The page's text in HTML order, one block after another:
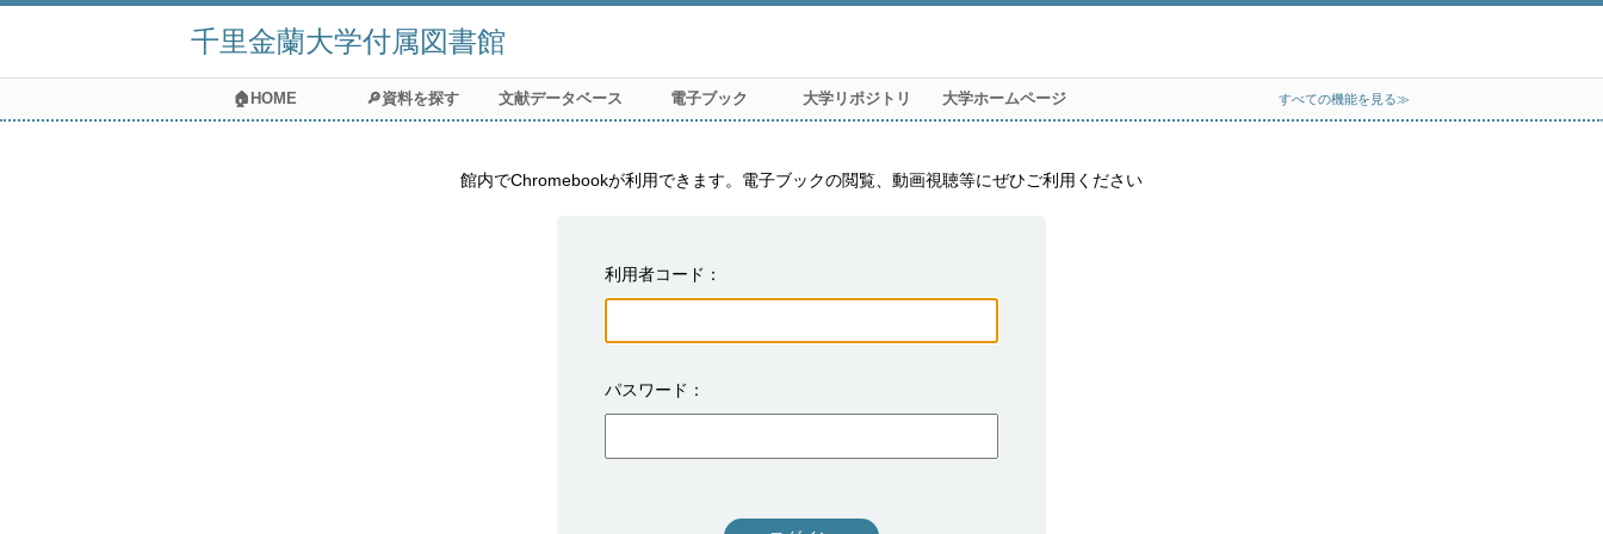
千里金蘭大学付属図書館
🏠HOME 🔎資料を探す 文献データベース 電子ブック 大学リポジトリ 大学ホームページ すべての機能を見る≫
利用者コード
パスワード